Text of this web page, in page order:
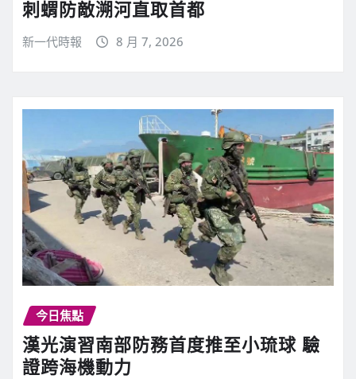
刺蝟防敵溯河直取首都
新一代時報 8 月 7, 2026
今日焦點
漢光演習南部防務首度推至小琉球 驗
證跨海機動力